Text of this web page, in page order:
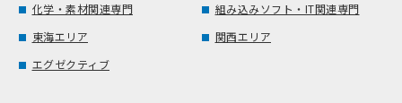
化学・素材関連専門
組み込みソフト・IT関連専門
東海エリア
関西エリア
エグゼクティブ